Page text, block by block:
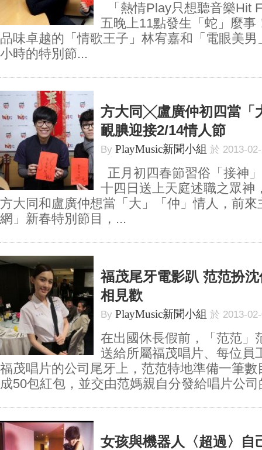
「熱情Play只想聽音樂Hit
五晚上11點發生「蛇」麼事
品味卓越的「情歌王子」林宥嘉和「電眼美
小時的特別節...
方大同╳盧廣仲初四當「
靦腆迎接2/14情人節
By PlayMusic新聞小組 於 2013-
正月初四春節習俗「接神
十四日送上天庭述職之眾神
方大同和盧廣仲想當「大」「仲」情人，前來
網」新春特別節目，...
福茂尾牙電影趴 范范扮
相見歡
By PlayMusic新聞小組 於 2013-
在出國休長假前，「范范」
送給所屬福茂唱片、每位員
福茂唱片的公司尾牙上，范范特地準備一筆
成50包紅包，並交由范媽親自分發給唱片公司
女孩與機器人〈超過〉自